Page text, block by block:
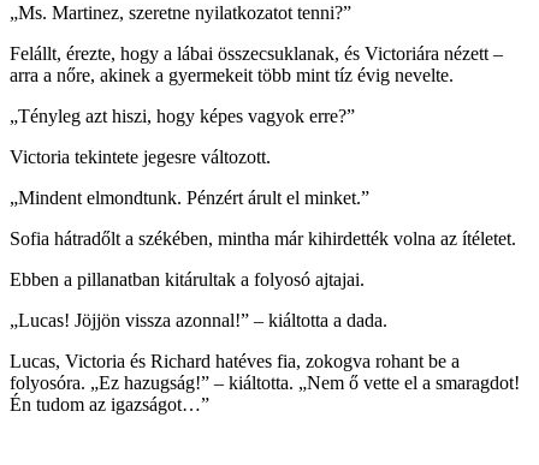
„Ms. Martinez, szeretne nyilatkozatot tenni?”
Felállt, érezte, hogy a lábai összecsuklanak, és Victoriára nézett –
arra a nőre, akinek a gyermekeit több mint tíz évig nevelte.
„Tényleg azt hiszi, hogy képes vagyok erre?”
Victoria tekintete jegesre változott.
„Mindent elmondtunk. Pénzért árult el minket.”
Sofia hátradőlt a székében, mintha már kihirdették volna az ítéletet.
Ebben a pillanatban kitárultak a folyosó ajtajai.
„Lucas! Jöjjön vissza azonnal!” – kiáltotta a dada.
Lucas, Victoria és Richard hatéves fia, zokogva rohant be a
folyosóra. „Ez hazugság!” – kiáltotta. „Nem ő vette el a smaragdot!
Én tudom az igazságot…”